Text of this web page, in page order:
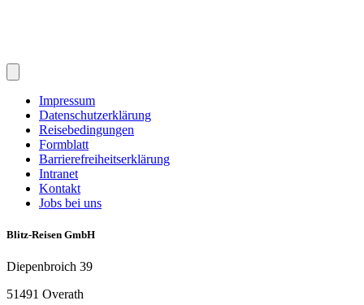
Impressum
Datenschutzerklärung
Reisebedingungen
Formblatt
Barrierefreiheitserklärung
Intranet
Kontakt
Jobs bei uns
Blitz-Reisen GmbH
Diepenbroich 39
51491 Overath